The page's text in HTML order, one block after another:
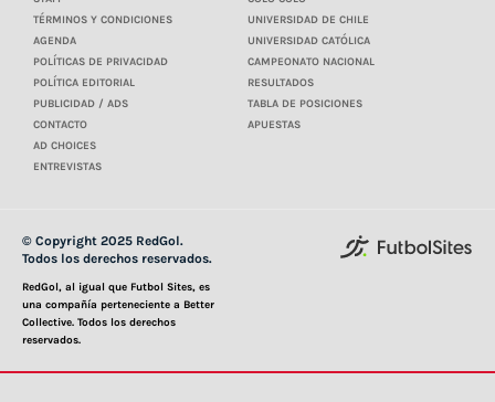
TÉRMINOS Y CONDICIONES
AGENDA
POLÍTICAS DE PRIVACIDAD
POLÍTICA EDITORIAL
PUBLICIDAD / ADS
CONTACTO
AD CHOICES
ENTREVISTAS
UNIVERSIDAD DE CHILE
UNIVERSIDAD CATÓLICA
CAMPEONATO NACIONAL
RESULTADOS
TABLA DE POSICIONES
APUESTAS
© Copyright 2025 RedGol.
Todos los derechos reservados.
RedGol, al igual que Futbol Sites, es
una compañía perteneciente a Better
Collective. Todos los derechos
reservados.